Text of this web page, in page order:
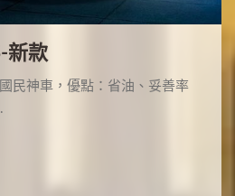
新款
民神車，優點：省油、妥善率